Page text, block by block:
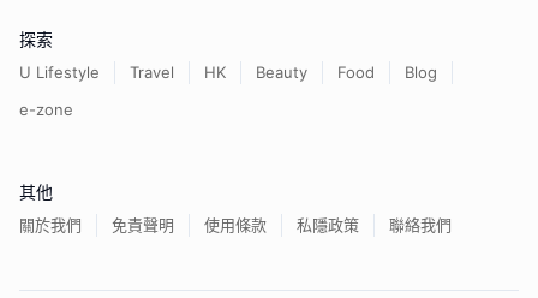
探索
U Lifestyle Travel HK Beauty Food
Blog
e-zone
其他
關於我們 免責聲明 使用條款 私隱政策 聯絡我們